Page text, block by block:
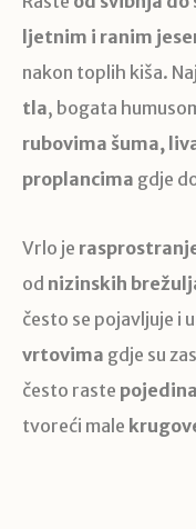
ljetnim i ranim
nakon toplih kiša.
tla, bogata
rubovima šuma,
proplancima gdje
Vrlo je
od nizinskih
često se pojavljuje i u
vrtovima gdje su
često raste
tvoreći male